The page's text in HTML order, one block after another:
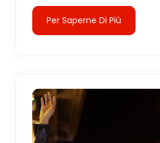
Per Saperne Di Più